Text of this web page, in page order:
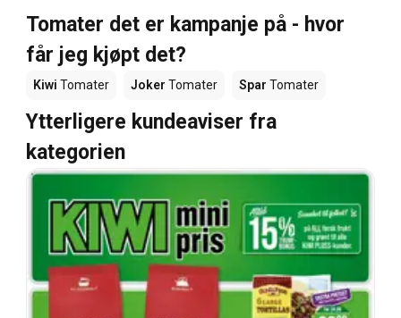
Tomater det er kampanje på - hvor
får jeg kjøpt det?
Kiwi Tomater Joker Tomater Spar Tomater
Ytterligere kundeaviser fra
kategorien